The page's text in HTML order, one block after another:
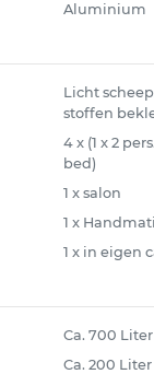
Aluminium
Licht
stoffen
4 x (1 x 2
bed)
1 x salon
1 x
1 x in eigen
Ca. 700 Liter
Ca. 200 Liter